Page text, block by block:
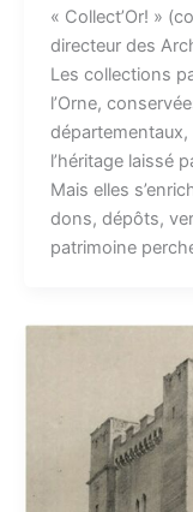
« Collect’Or! »
directeur des
Les collections
l’Orne,
l’héritage laissé
Mais elles
dons, dépôts,
patrimoine